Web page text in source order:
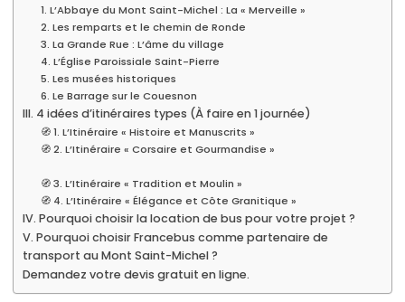
1. L’Abbaye du Mont Saint-Michel : La « Merveille »
2. Les remparts et le chemin de Ronde
3. La Grande Rue : L’âme du village
4. L’Église Paroissiale Saint-Pierre
5. Les musées historiques
6. Le Barrage sur le Couesnon
III. 4 idées d’itinéraires types (À faire en 1 journée)
🧭 1. L’Itinéraire « Histoire et Manuscrits »
🧭 2. L’Itinéraire « Corsaire et Gourmandise »
🧭 3. L’Itinéraire « Tradition et Moulin »
🧭 4. L’Itinéraire « Élégance et Côte Granitique »
IV. Pourquoi choisir la location de bus pour votre projet ?
V. Pourquoi choisir Francebus comme partenaire de
transport au Mont Saint-Michel ?
Demandez votre devis gratuit en ligne.